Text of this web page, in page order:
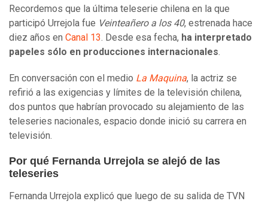
Recordemos que la última teleserie chilena en la que
participó Urrejola fue Veinteañero a los 40, estrenada hace
diez años en Canal 13. Desde esa fecha, ha interpretado
papeles sólo en producciones internacionales.
En conversación con el medio La Maquina, la actriz se
refirió a las exigencias y límites de la televisión chilena,
dos puntos que habrían provocado su alejamiento de las
teleseries nacionales, espacio donde inició su carrera en
televisión.
Por qué Fernanda Urrejola se alejó de las
teleseries
Fernanda Urrejola explicó que luego de su salida de TVN